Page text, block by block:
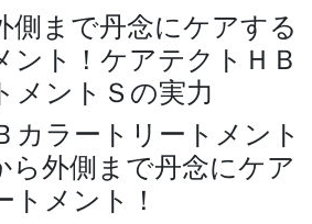
側まで丹念にケアする
ント！ケアテクトＨＢ
メントＳの実力
カラートリートメント
ら外側まで丹念にケア
メント！